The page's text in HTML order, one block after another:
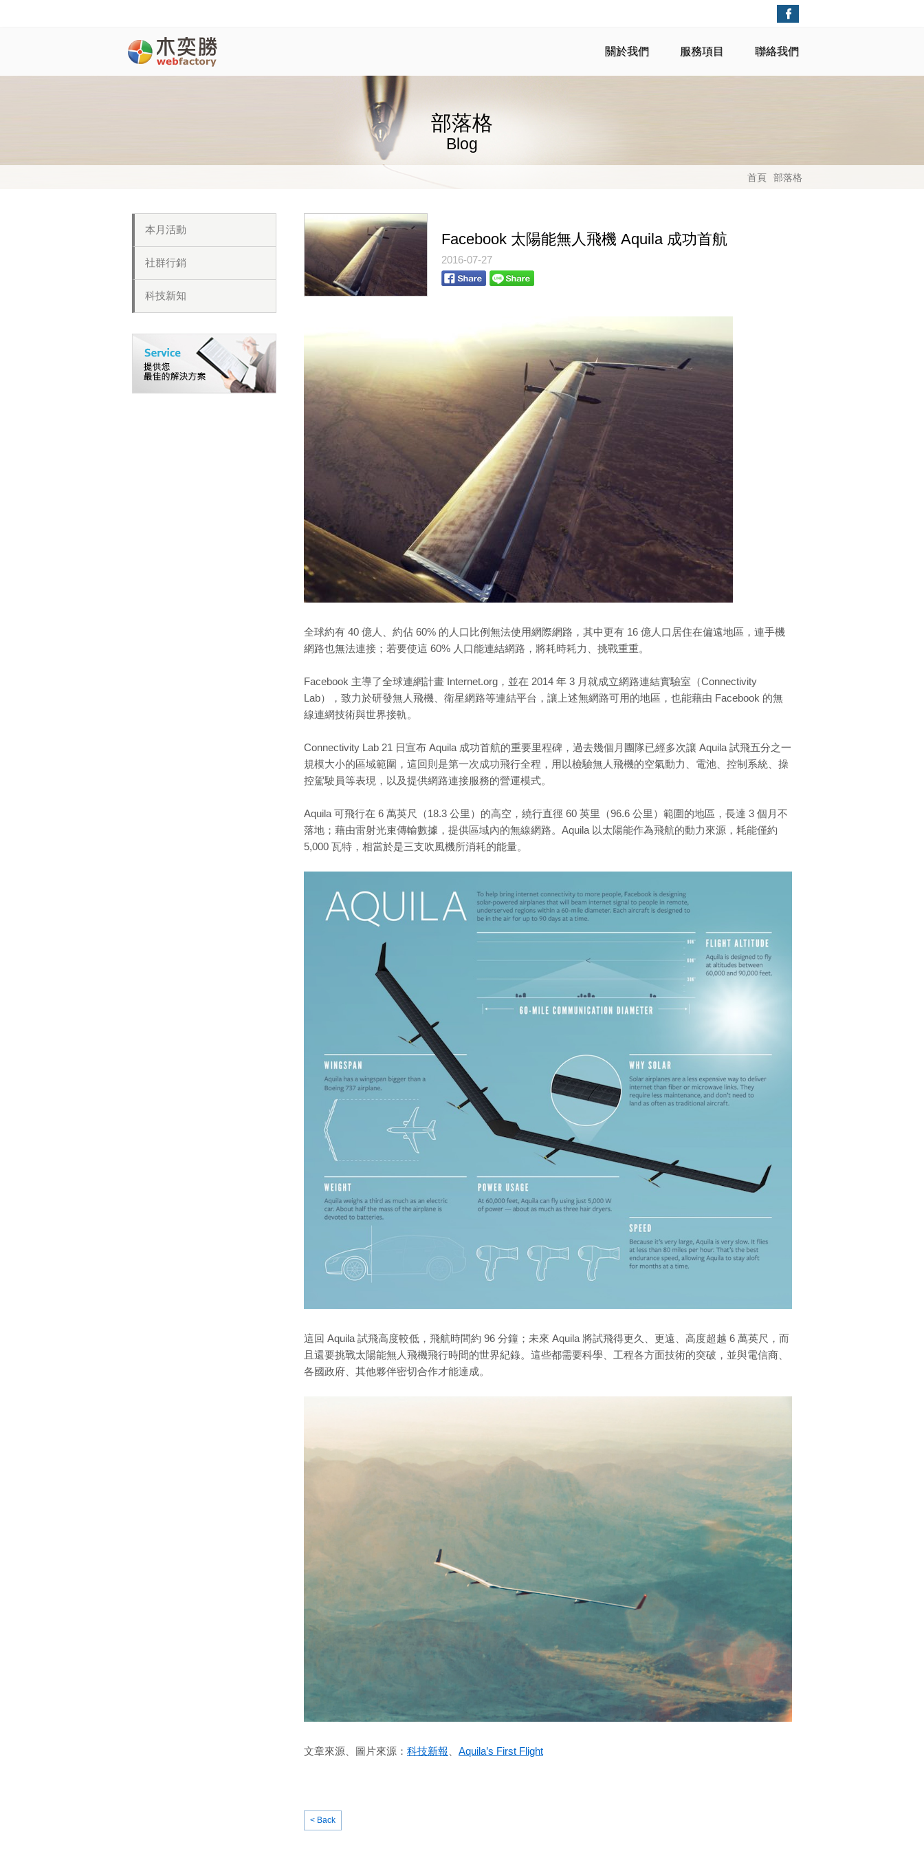
關於我們 服務項目 聯絡我們
部落格
Blog
首頁 部落格
本月活動
社群行銷
科技新知
Facebook 太陽能無人飛機 Aquila 成功首航
2016-07-27
全球約有 40 億人、約佔 60% 的人口比例無法使用網際網路，其中更有 16 億人口居住在偏遠地區，連手機
網路也無法連接；若要使這 60% 人口能連結網路，將耗時耗力、挑戰重重。
Facebook 主導了全球連網計畫 Internet.org，並在 2014 年 3 月就成立網路連結實驗室（Connectivity
Lab），致力於研發無人飛機、衛星網路等連結平台，讓上述無網路可用的地區，也能藉由 Facebook 的無
線連網技術與世界接軌。
Connectivity Lab 21 日宣布 Aquila 成功首航的重要里程碑，過去幾個月團隊已經多次讓 Aquila 試飛五分之一
規模大小的區域範圍，這回則是第一次成功飛行全程，用以檢驗無人飛機的空氣動力、電池、控制系統、操
控駕駛員等表現，以及提供網路連接服務的營運模式。
Aquila 可飛行在 6 萬英尺（18.3 公里）的高空，繞行直徑 60 英里（96.6 公里）範圍的地區，長達 3 個月不
落地；藉由雷射光束傳輸數據，提供區域內的無線網路。Aquila 以太陽能作為飛航的動力來源，耗能僅約
5,000 瓦特，相當於是三支吹風機所消耗的能量。
這回 Aquila 試飛高度較低，飛航時間約 96 分鐘；未來 Aquila 將試飛得更久、更遠、高度超越 6 萬英尺，而
且還要挑戰太陽能無人飛機飛行時間的世界紀錄。這些都需要科學、工程各方面技術的突破，並與電信商、
各國政府、其他夥伴密切合作才能達成。
文章來源、圖片來源： 科技新報 Aquila’s First Flight
< Back